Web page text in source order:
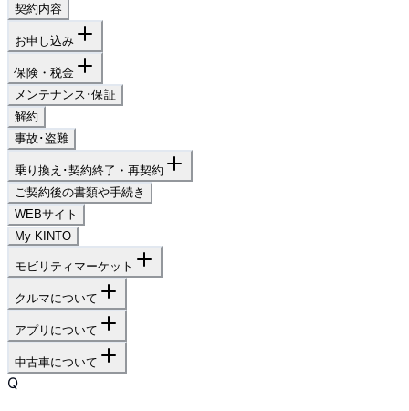
契約内容
お申し込み
保険・税金
メンテナンス･保証
解約
事故･盗難
乗り換え･契約終了・再契約
ご契約後の書類や手続き
WEBサイト
My KINTO
モビリティマーケット
クルマについて
アプリについて
中古車について
Q